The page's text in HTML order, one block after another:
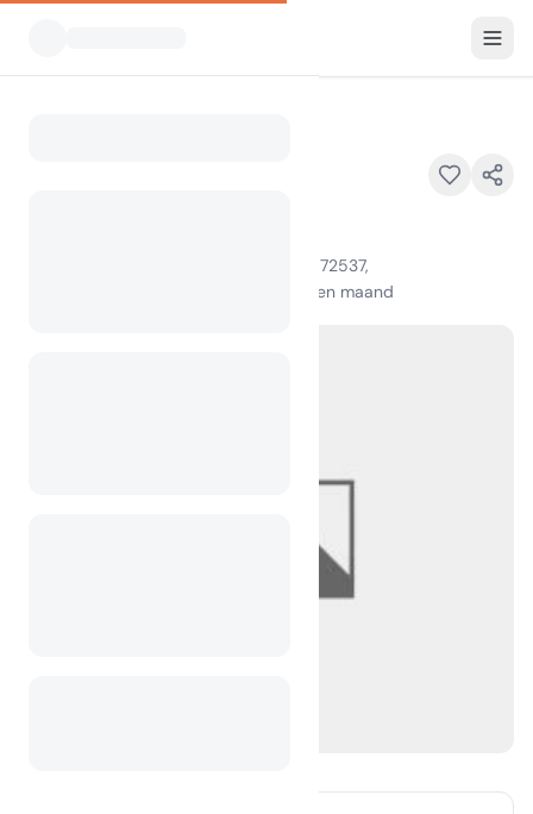
53 Gamaliel Park Point, Gamaliel, AR 72537,
weergaven in de afgelopen maand